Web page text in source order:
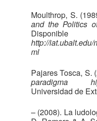
Moulthrop, S.
and the Politics
http://
ml
Pajares Tosca, S.
paradigma
Universidad de
– (2008). La